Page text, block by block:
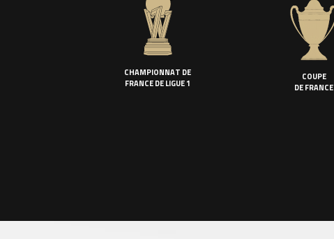
CHAMPIONNAT DE
FRANCE DE LIGUE 1
COUPE
DE FRANCE